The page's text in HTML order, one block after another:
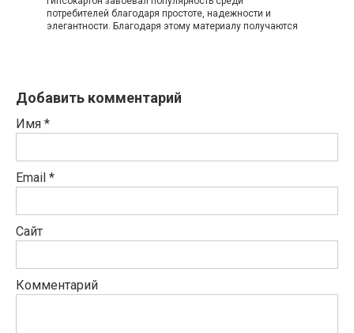
потребителей благодаря простоте, надежности и
элегантности. Благодаря этому материалу получаются
Добавить комментарий
Имя *
Email *
Сайт
Комментарий